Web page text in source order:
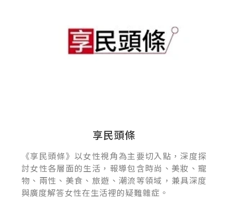
享民頭條
《享民頭條》以女性視角為主要切入點，深度探
討女性各層面的生活，報導包含時尚、美妝、寵
物、兩性、美食、旅遊、潮流等領域，兼具深度
與廣度解答女性在生活裡的疑難雜症。